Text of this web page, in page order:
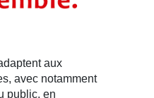
aux
avec notamment
public, en